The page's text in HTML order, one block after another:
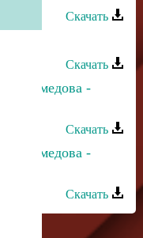
Скачать
Скачать
Магомедова -
Скачать
Магомедова -
Скачать